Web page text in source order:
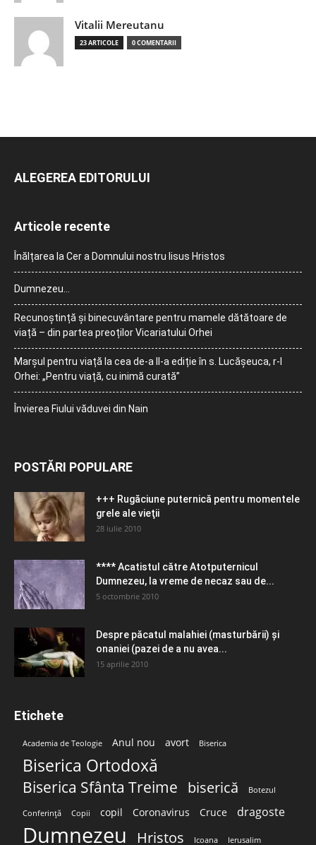
Vitalii Mereutanu
23 ARTICOLE 0 COMENTARII
ALEGEREA EDITORULUI
Articole recente
Înălțarea la Cer a Domnului nostru Iisus Hristos
Dumnezeu…
Recunoștință și binecuvântare pentru mamele dătătoare de
viață – din partea preoților Vicariatului Orhei
Marșul pentru viață la cea de-a II-a ediție în s. Lucășeuca, r-l
Orhei: „Pentru viață, cu inimă curată”
Învierea Fiului văduvei din Nain
POSTĂRI POPULARE
+++ Rugăciune puternică pentru momentele
grele ale vieţii
28 iulie 2010
**** Acatistul către Atotputernicul
Dumnezeu, la vreme de necaz sau de...
5 octombrie 2010
Despre păcatul malahiei (masturbării) şi
onaniei (pazei de a nu avea...
15 aprilie 2010
Etichete
Academia de Teologie Anul nou avort Biserica
Biserica Ortodoxă
Biserica Sfânta Treime biserică Botezul
Conferință Copii copil Coronavirus Cruce dragoste
Dumnezeu Hristos Icoana Ierusalim